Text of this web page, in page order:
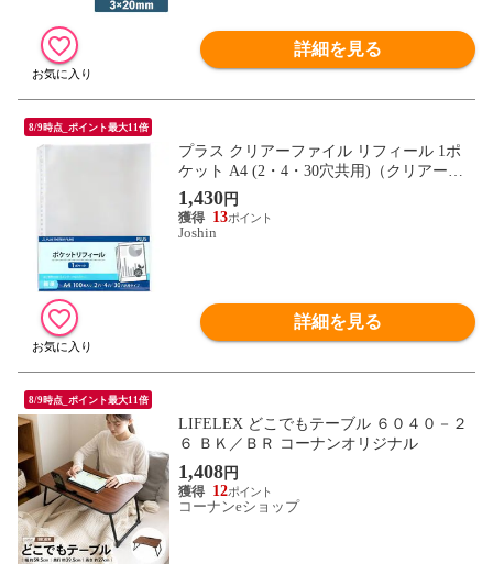
詳細を見る
8/9時点_ポイント最大11倍
プラス クリアーファイル リフィール 1ポ
ケット A4 (2・4・30穴共用)（クリアー）1
00枚入り RE-161RW-100P(87181) 【返品種
別A】
1,430円
13
Joshin
詳細を見る
8/9時点_ポイント最大11倍
LIFELEX どこでもテーブル ６０４０－２
６ ＢＫ／ＢＲ コーナンオリジナル
1,408円
12
コーナンeショップ